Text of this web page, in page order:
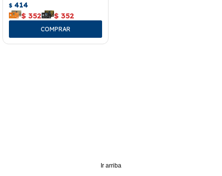
$ 414
$ 352 $ 352
Ir arriba